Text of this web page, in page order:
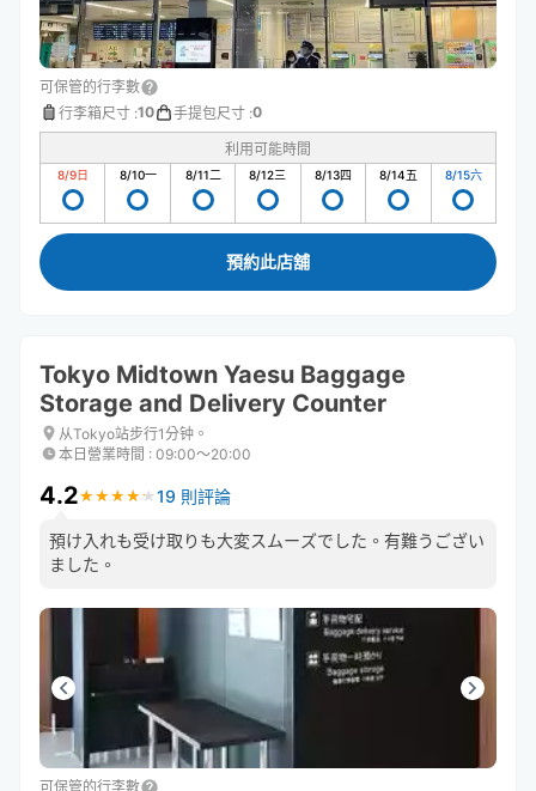
可保管的行李數
行李箱尺寸 :10 手提包尺寸 :0
利用可能時間
8/9日 8/10一 8/11二 8/12三 8/13四 8/14五 8/15六
預約此店舖
Tokyo Midtown Yaesu Baggage
Storage and Delivery Counter
从Tokyo站步行1分钟。
本日營業時間 : 09:00〜20:00
4.2★ ★ ★ ★ ★
★ ★ ★ ★ ★ 19 則評論
預け入れも受け取りも大変スムーズでした。有難うござい
ました。
可保管的行李數